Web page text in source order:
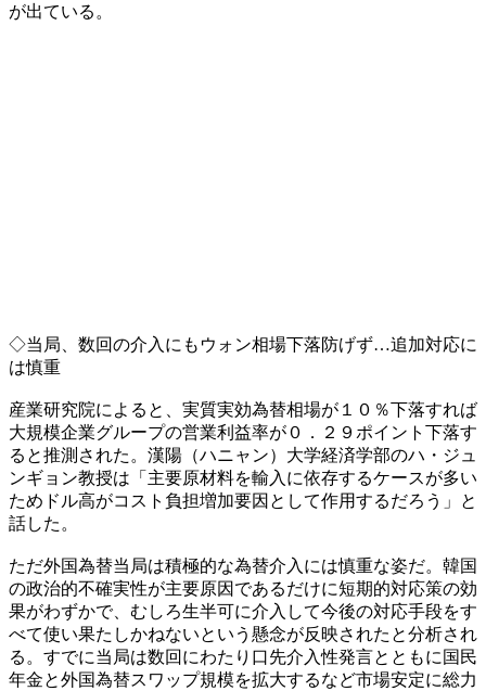
が出ている。
◇当局、数回の介入にもウォン相場下落防げず…追加対応に
は慎重
産業研究院によると、実質実効為替相場が１０％下落すれば
大規模企業グループの営業利益率が０．２９ポイント下落す
ると推測された。漢陽（ハニャン）大学経済学部のハ・ジュ
ンギョン教授は「主要原材料を輸入に依存するケースが多い
ためドル高がコスト負担増加要因として作用するだろう」と
話した。
ただ外国為替当局は積極的な為替介入には慎重な姿だ。韓国
の政治的不確実性が主要原因であるだけに短期的対応策の効
果がわずかで、むしろ生半可に介入して今後の対応手段をす
べて使い果たしかねないという懸念が反映されたと分析され
る。すでに当局は数回にわたり口先介入性発言とともに国民
年金と外国為替スワップ規模を拡大するなど市場安定に総力